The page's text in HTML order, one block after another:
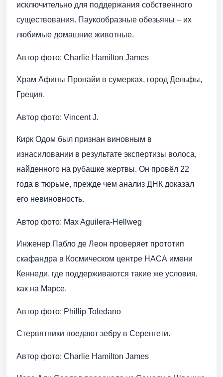
исключительно для поддержания собственного
существования. Паукообразные обезьяны – их
любимые домашние животные.
Автор фото: Charlie Hamilton James
Храм Афины Пронайи в сумерках, город Дельфы,
Греция.
Автор фото: Vincent J.
Кирк Одом был признан виновным в
изнасиловании в результате экспертизы волоса,
найденного на рубашке жертвы. Он провёл 22
года в тюрьме, прежде чем анализ ДНК доказал
его невиновность.
Автор фото: Max Aguilera-Hellweg
Инженер Пабло де Леон проверяет прототип
скафандра в Космическом центре НАСА имени
Кеннеди, где поддерживаются такие же условия,
как на Марсе.
Автор фото: Phillip Toledano
Стервятники поедают зебру в Серенгети.
Автор фото: Charlie Hamilton James